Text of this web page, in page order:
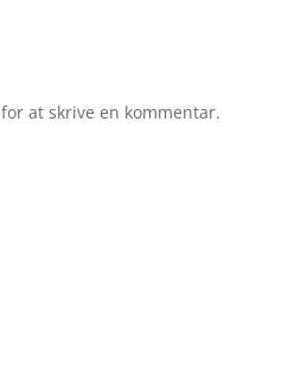
for at skrive en kommentar.